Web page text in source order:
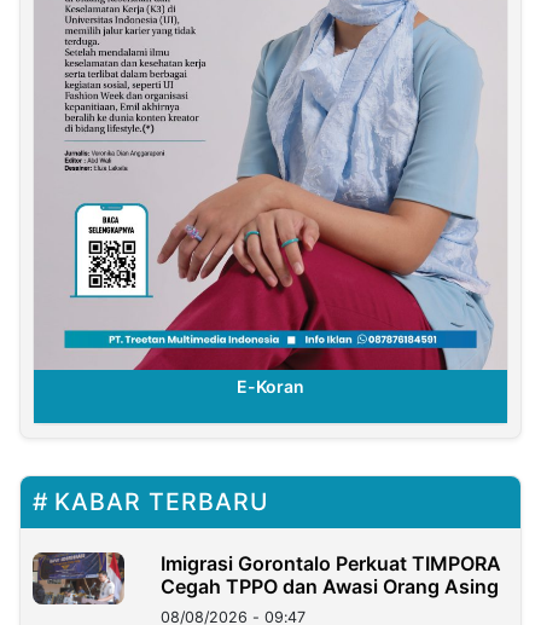
KABAR TERBARU
Imigrasi Gorontalo Perkuat TIMPORA
Cegah TPPO dan Awasi Orang Asing
08/08/2026 - 09:47